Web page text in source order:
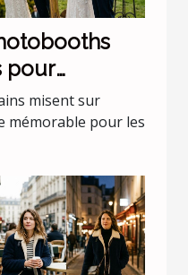
pour
misent sur
mémorable pour les